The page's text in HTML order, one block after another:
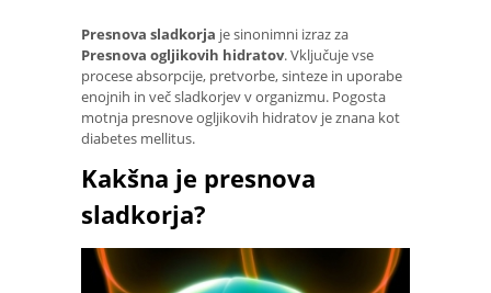
Presnova sladkorja je sinonimni izraz za
Presnova ogljikovih hidratov. Vključuje vse
procese absorpcije, pretvorbe, sinteze in uporabe
enojnih in več sladkorjev v organizmu. Pogosta
motnja presnove ogljikovih hidratov je znana kot
diabetes mellitus.
Kakšna je presnova
sladkorja?